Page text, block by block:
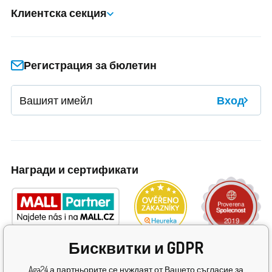
Клиентска секция
Регистрация за бюлетин
Вход
Награди и сертификати
Бисквитки и GDPR
Aga24 а партньорите се нуждаят от Вашето съгласие за